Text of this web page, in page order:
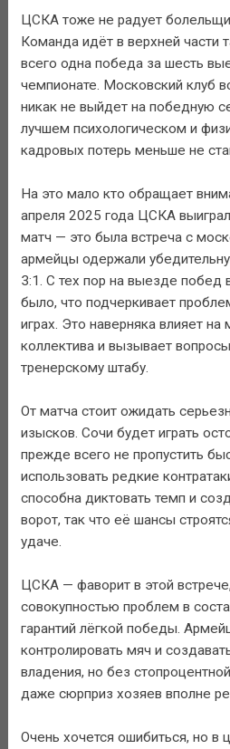
ЦСКА тоже не радует
Команда идёт в верхней части
всего одна победа за шесть
чемпионате. Московский клуб
никак не выйдет на победную
лучшем психологическом и
кадровых потерь меньше не
На это мало кто обращает
апреля 2025 года ЦСКА
матч — это была встреча с
армейцы одержали
3:1. С тех пор на выезде побед
было, что подчеркивает
играх. Это наверняка влияет на
коллектива и вызывает
тренерскому штабу.
От матча стоит ожидать
изысков. Сочи будет играть
прежде всего не пропустить
использовать редкие
способна диктовать темп и
ворот, так что её шансы
удаче.
ЦСКА — фаворит в этой
совокупностью проблем в
гарантий лёгкой победы.
контролировать мяч и
владения, но без
даже сюрприз хозяев вполне
Очень хочется ошибиться, но